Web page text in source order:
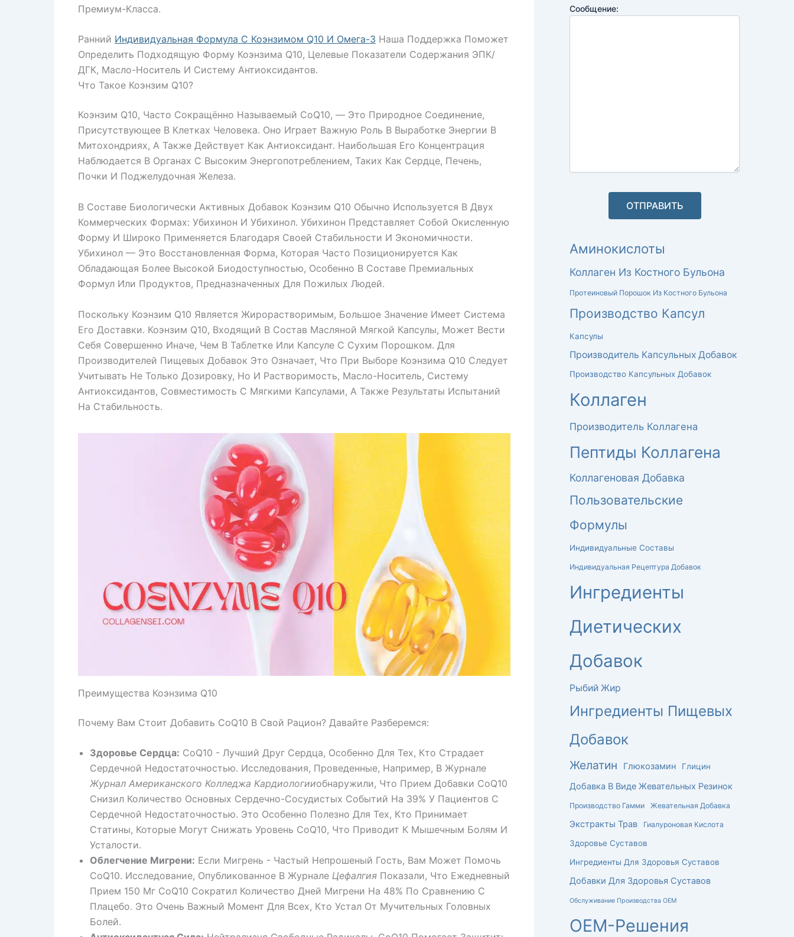
Премиум-Класса.
Ранний Индивидуальная Формула С Коэнзимом Q10 И Омега-3 Наша Поддержка Поможет
Определить Подходящую Форму Коэнзима Q10, Целевые Показатели Содержания ЭПК/
ДГК, Масло-Носитель И Систему Антиоксидантов.
Что Такое Коэнзим Q10?
Коэнзим Q10, Часто Сокращённо Называемый CoQ10, — Это Природное Соединение,
Присутствующее В Клетках Человека. Оно Играет Важную Роль В Выработке Энергии В
Митохондриях, А Также Действует Как Антиоксидант. Наибольшая Его Концентрация
Наблюдается В Органах С Высоким Энергопотреблением, Таких Как Сердце, Печень,
Почки И Поджелудочная Железа.
В Составе Биологически Активных Добавок Коэнзим Q10 Обычно Используется В Двух
Коммерческих Формах: Убихинон И Убихинол. Убихинон Представляет Собой Окисленную
Форму И Широко Применяется Благодаря Своей Стабильности И Экономичности.
Убихинол — Это Восстановленная Форма, Которая Часто Позиционируется Как
Обладающая Более Высокой Биодоступностью, Особенно В Составе Премиальных
Формул Или Продуктов, Предназначенных Для Пожилых Людей.
Поскольку Коэнзим Q10 Является Жирорастворимым, Большое Значение Имеет Система
Его Доставки. Коэнзим Q10, Входящий В Состав Масляной Мягкой Капсулы, Может Вести
Себя Совершенно Иначе, Чем В Таблетке Или Капсуле С Сухим Порошком. Для
Производителей Пищевых Добавок Это Означает, Что При Выборе Коэнзима Q10 Следует
Учитывать Не Только Дозировку, Но И Растворимость, Масло-Носитель, Систему
Антиоксидантов, Совместимость С Мягкими Капсулами, А Также Результаты Испытаний
На Стабильность.
Преимущества Коэнзима Q10
Почему Вам Стоит Добавить CoQ10 В Свой Рацион? Давайте Разберемся:
Здоровье Сердца: CoQ10 - Лучший Друг Сердца, Особенно Для Тех, Кто Страдает
Сердечной Недостаточностью. Исследования, Проведенные, Например, В Журнале
Журнал Американского Колледжа КардиологииОбнаружили, Что Прием Добавки CoQ10
Снизил Количество Основных Сердечно-Сосудистых Событий На 39% У Пациентов С
Сердечной Недостаточностью. Это Особенно Полезно Для Тех, Кто Принимает
Статины, Которые Могут Снижать Уровень CoQ10, Что Приводит К Мышечным Болям И
Усталости.
Облегчение Мигрени: Если Мигрень - Частый Непрошеный Гость, Вам Может Помочь
CoQ10. Исследование, Опубликованное В Журнале Цефалгия Показали, Что Ежедневный
Прием 150 Мг CoQ10 Сократил Количество Дней Мигрени На 48% По Сравнению С
Плацебо. Это Очень Важный Момент Для Всех, Кто Устал От Мучительных Головных
Болей.
Сообщение:
Аминокислоты
Коллаген Из Костного Бульона
Протеиновый Порошок Из Костного Бульона
Производство Капсул
Капсулы
Производитель Капсульных Добавок
Производство Капсульных Добавок
Коллаген
Производитель Коллагена
Пептиды Коллагена
Коллагеновая Добавка
Пользовательские
Формулы
Индивидуальные Составы
Индивидуальная Рецептура Добавок
Ингредиенты
Диетических
Добавок
Рыбий Жир
Ингредиенты Пищевых
Добавок
Желатин Глюкозамин Глицин
Добавка В Виде Жевательных Резинок
Производство Гамми Жевательная Добавка
Экстракты Трав Гиалуроновая Кислота
Здоровье Суставов
Ингредиенты Для Здоровья Суставов
Добавки Для Здоровья Суставов
Обслуживание Производства OEM
OEM-Решения